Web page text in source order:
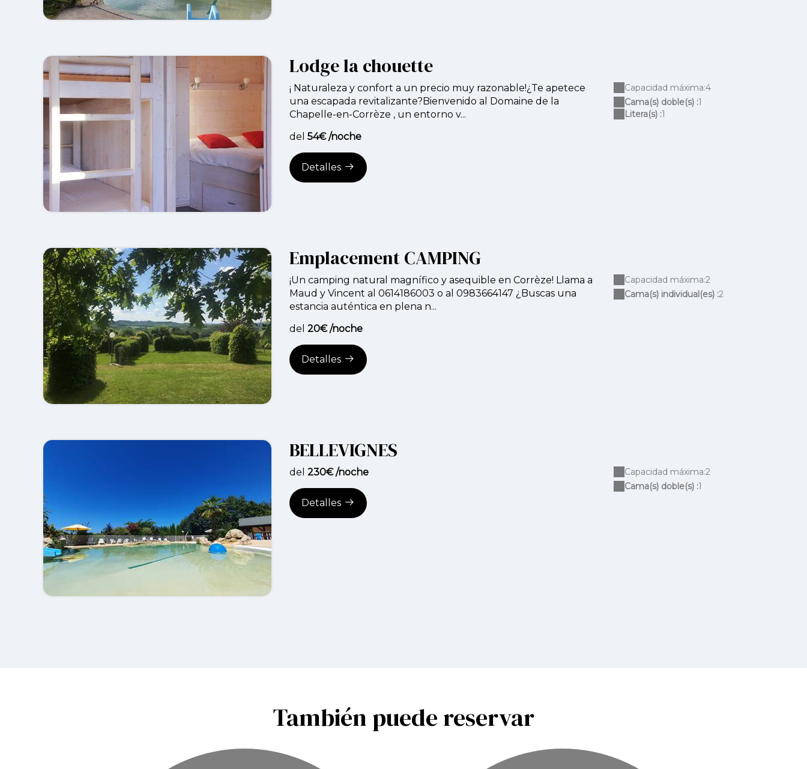
Lodge la chouette
¡ Naturaleza y confort a un precio muy razonable!¿Te apetece
una escapada revitalizante?Bienvenido al Domaine de la
Chapelle-en-Corrèze , un entorno v...
del 54€ /noche
Detalles
Capacidad máxima:4
Cama(s) doble(s) :1
Litera(s) :1
Emplacement CAMPING
¡Un camping natural magnífico y asequible en Corrèze! Llama a
Maud y Vincent al 0614186003 o al 0983664147 ¿Buscas una
estancia auténtica en plena n...
del 20€ /noche
Detalles
Capacidad máxima:2
Cama(s) individual(es) :2
BELLEVIGNES
del 230€ /noche
Detalles
Capacidad máxima:2
Cama(s) doble(s) :1
También puede reservar